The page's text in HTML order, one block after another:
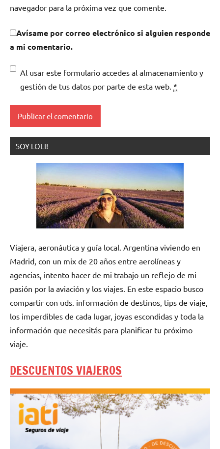
navegador para la próxima vez que comente.
Avísame por correo electrónico si alguien responde
a mi comentario.
Al usar este formulario accedes al almacenamiento y
gestión de tus datos por parte de esta web. *
SOY LOLI!
Viajera, aeronáutica y guía local. Argentina viviendo en
Madrid, con un mix de 20 años entre aerolíneas y
agencias, intento hacer de mi trabajo un reflejo de mi
pasión por la aviación y los viajes. En este espacio busco
compartir con uds. información de destinos, tips de viaje,
los imperdibles de cada lugar, joyas escondidas y toda la
información que necesitás para planificar tu próximo
viaje.
DESCUENTOS VIAJEROS